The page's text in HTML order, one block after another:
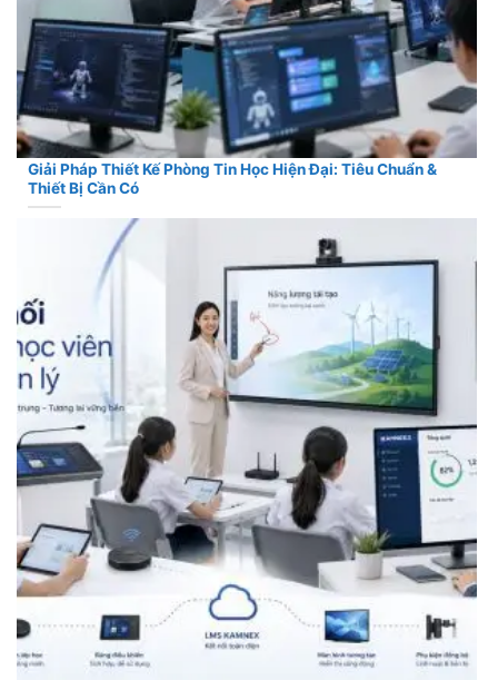
Giải Pháp Thiết Kế Phòng Tin Học Hiện Đại: Tiêu Chuẩn &
Thiết Bị Cần Có